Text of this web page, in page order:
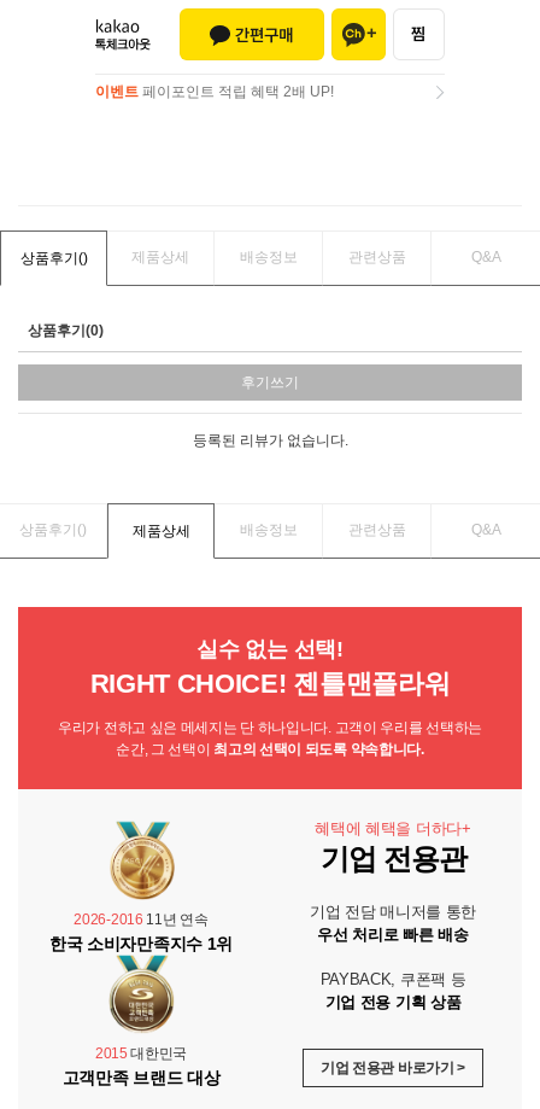
이벤트 페이포인트 적립 혜택 2배 UP!
상품후기() 제품상세 배송정보 관련상품 Q&A
상품후기(0)
후기쓰기
등록된 리뷰가 없습니다.
상품후기() 제품상세 배송정보 관련상품 Q&A
실수 없는 선택!
RIGHT CHOICE! 젠틀맨플라워
우리가 전하고 싶은 메세지는 단 하나입니다. 고객이 우리를 선택하는
순간, 그 선택이 최고의 선택이 되도록 약속합니다.
2026-2016 11년 연속
한국 소비자만족지수 1위
2015 대한민국
고객만족 브랜드 대상
혜택에 혜택을 더하다+
기업 전용관
기업 전담 매니저를 통한
우선 처리로 빠른 배송
PAYBACK, 쿠폰팩 등
기업 전용 기획 상품
기업 전용관 바로가기 >